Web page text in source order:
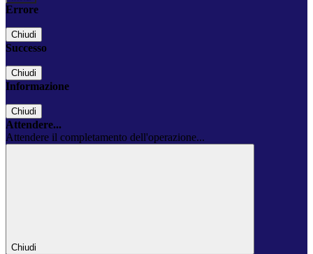
Errore
Chiudi
Successo
Chiudi
Informazione
Chiudi
Attendere...
Attendere il completamento dell'operazione...
Chiudi